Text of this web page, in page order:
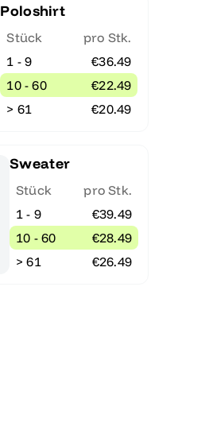
Poloshirt
Stück
pro Stk.
1 - 9
€36.49
10 - 60
€22.49
> 61
€20.49
Sweater
Stück
pro Stk.
1 - 9
€39.49
10 - 60
€28.49
> 61
€26.49